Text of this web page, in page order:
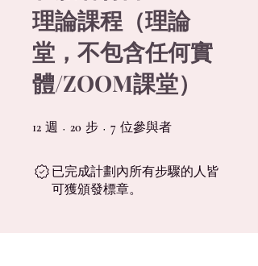
理論課程（理論
堂，不包含任何實
體/ZOOM課堂）
12 週 20 步 7 位參與者
已完成計劃內所有步驟的人皆
可獲頒發標章。